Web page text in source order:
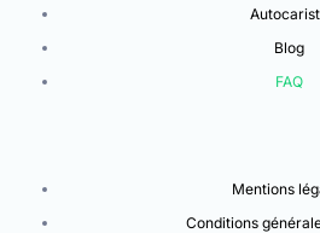
Blog
FAQ
Mentions
Conditions